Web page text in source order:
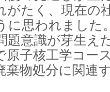
がたく、現在の
に思われました
題意識が芽生え
原子核工学コー
棄物処分に関連